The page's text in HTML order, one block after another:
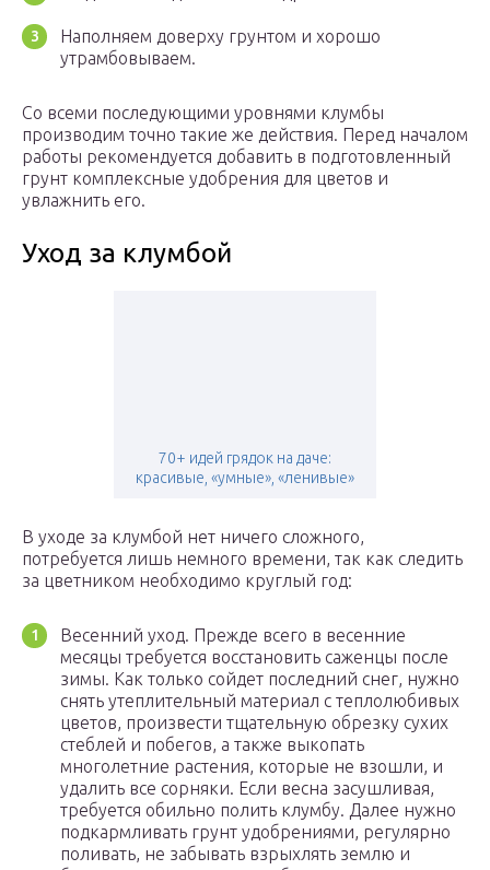
Наполняем доверху грунтом и хорошо
утрамбовываем.
Со всеми последующими уровнями клумбы
производим точно такие же действия. Перед началом
работы рекомендуется добавить в подготовленный
грунт комплексные удобрения для цветов и
увлажнить его.
Уход за клумбой
70+ идей грядок на даче:
красивые, «умные», «ленивые»
В уходе за клумбой нет ничего сложного,
потребуется лишь немного времени, так как следить
за цветником необходимо круглый год:
Весенний уход. Прежде всего в весенние
месяцы требуется восстановить саженцы после
зимы. Как только сойдет последний снег, нужно
снять утеплительный материал с теплолюбивых
цветов, произвести тщательную обрезку сухих
стеблей и побегов, а также выкопать
многолетние растения, которые не взошли, и
удалить все сорняки. Если весна засушливая,
требуется обильно полить клумбу. Далее нужно
подкармливать грунт удобрениями, регулярно
поливать, не забывать взрыхлять землю и